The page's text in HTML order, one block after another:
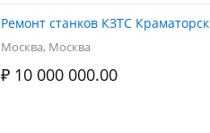
Ремонт станков КЗТС Краматорск
Москва, Москва
₽ 10 000 000.00